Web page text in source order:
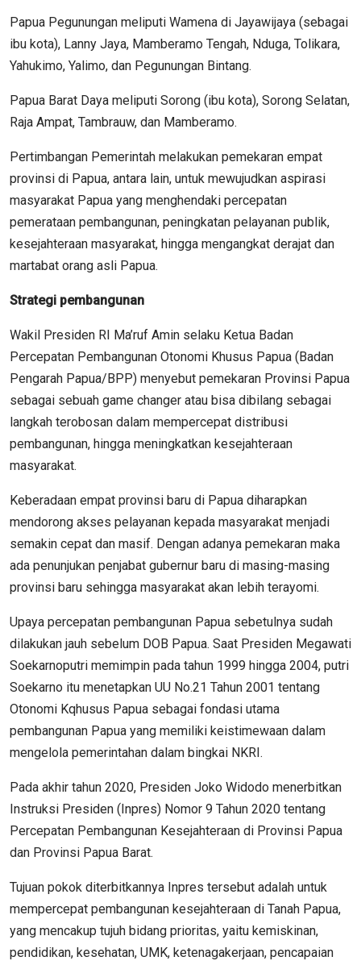
Papua Pegunungan meliputi Wamena di Jayawijaya (sebagai
ibu kota), Lanny Jaya, Mamberamo Tengah, Nduga, Tolikara,
Yahukimo, Yalimo, dan Pegunungan Bintang.
Papua Barat Daya meliputi Sorong (ibu kota), Sorong Selatan,
Raja Ampat, Tambrauw, dan Mamberamo.
Pertimbangan Pemerintah melakukan pemekaran empat
provinsi di Papua, antara lain, untuk mewujudkan aspirasi
masyarakat Papua yang menghendaki percepatan
pemerataan pembangunan, peningkatan pelayanan publik,
kesejahteraan masyarakat, hingga mengangkat derajat dan
martabat orang asli Papua.
Strategi pembangunan
Wakil Presiden RI Ma’ruf Amin selaku Ketua Badan
Percepatan Pembangunan Otonomi Khusus Papua (Badan
Pengarah Papua/BPP) menyebut pemekaran Provinsi Papua
sebagai sebuah game changer atau bisa dibilang sebagai
langkah terobosan dalam mempercepat distribusi
pembangunan, hingga meningkatkan kesejahteraan
masyarakat.
Keberadaan empat provinsi baru di Papua diharapkan
mendorong akses pelayanan kepada masyarakat menjadi
semakin cepat dan masif. Dengan adanya pemekaran maka
ada penunjukan penjabat gubernur baru di masing-masing
provinsi baru sehingga masyarakat akan lebih terayomi.
Upaya percepatan pembangunan Papua sebetulnya sudah
dilakukan jauh sebelum DOB Papua. Saat Presiden Megawati
Soekarnoputri memimpin pada tahun 1999 hingga 2004, putri
Soekarno itu menetapkan UU No.21 Tahun 2001 tentang
Otonomi Kqhusus Papua sebagai fondasi utama
pembangunan Papua yang memiliki keistimewaan dalam
mengelola pemerintahan dalam bingkai NKRI.
Pada akhir tahun 2020, Presiden Joko Widodo menerbitkan
Instruksi Presiden (Inpres) Nomor 9 Tahun 2020 tentang
Percepatan Pembangunan Kesejahteraan di Provinsi Papua
dan Provinsi Papua Barat.
Tujuan pokok diterbitkannya Inpres tersebut adalah untuk
mempercepat pembangunan kesejahteraan di Tanah Papua,
yang mencakup tujuh bidang prioritas, yaitu kemiskinan,
pendidikan, kesehatan, UMK, ketenagakerjaan, pencapaian